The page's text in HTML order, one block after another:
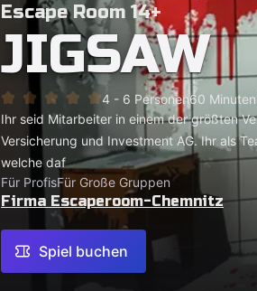
Escape Room 14+
JIGSAW
4 - 6 Personen60 Minuten
Ihr seid Mitarbeiter in einem der größten
Versicherung und Investment AG. Ihr als
welche daf
Für ProfisFür Große Gruppen
Firma Escaperoom-Chemnitz
Spiel buchen